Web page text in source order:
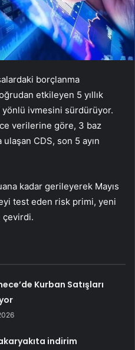
borçlanma
etkileyen 5 yıllık
yönlü ivmesini sürdürüyor.
verilerine göre, 3 baz
CDS, son 5 ayın
kadar gerileyerek Mayıs
test eden risk primi, yeni
çevirdi.
Kurban Satışları
indirim